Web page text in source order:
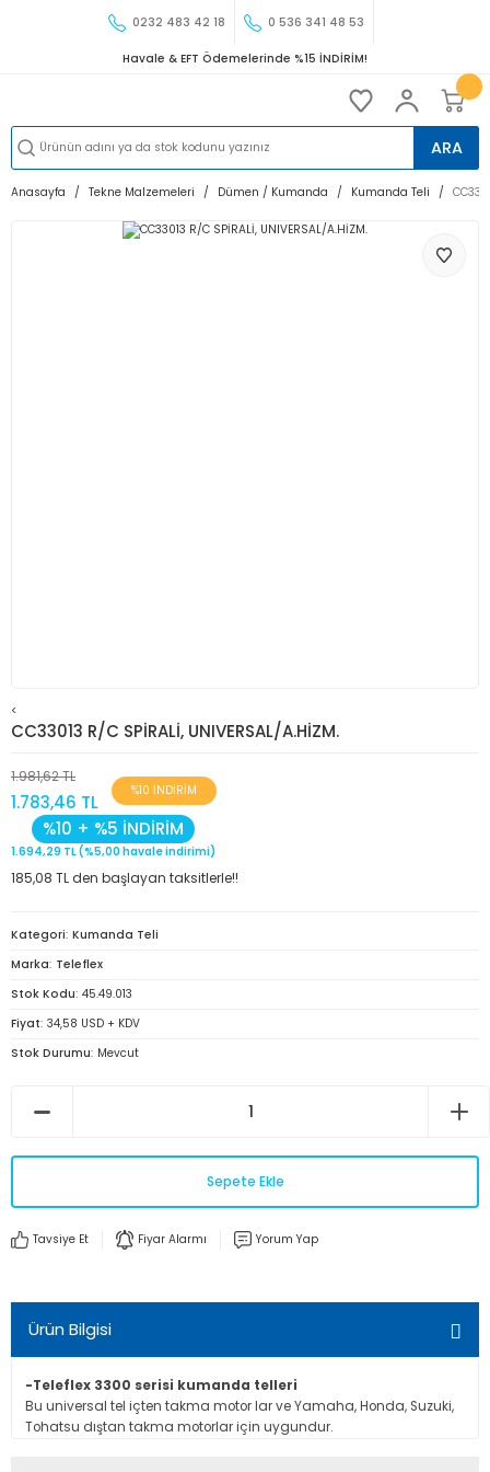
0232 483 42 18 0 536 341 48 53
Havale & EFT Ödemelerinde %15 İNDİRİM!
ARA
Anasayfa Tekne Malzemeleri Dümen / Kumanda Kumanda Teli
<
CC33013 R/C SPİRALİ, UNIVERSAL/A.HİZM.
1.981,62 TL
1.783,46 TL
%10 İNDİRİM
%10 + %5 İNDİRİM
1.694,29 TL (%5,00 havale indirimi)
185,08 TL den başlayan taksitlerle!!
Kategori Kumanda Teli
Marka Teleflex
Stok Kodu 45.49.013
Fiyat 34,58 USD + KDV
Stok Durumu Mevcut
Sepete Ekle
Tavsiye Et Fiyar Alarmı Yorum Yap
Ürün Bilgisi
-Teleflex 3300 serisi kumanda telleri
Bu universal tel içten takma motor lar ve Yamaha, Honda, Suzuki,
Tohatsu dıştan takma motorlar için uygundur.